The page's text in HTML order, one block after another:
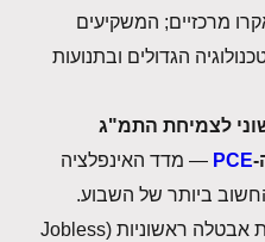
מרכזיים; המשקיעים
הגדולים ובתנועות
לצמיחת התמ"ג
PCE — מדד האינפלציה
ביותר של השבוע.
בנוסף יתפרסמו נתוני תביעות אבטלה ראשוניות (Jobless